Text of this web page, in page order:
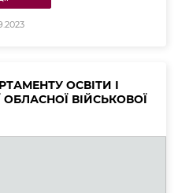
ОСВІТИ І
ВІЙСЬКОВОЇ